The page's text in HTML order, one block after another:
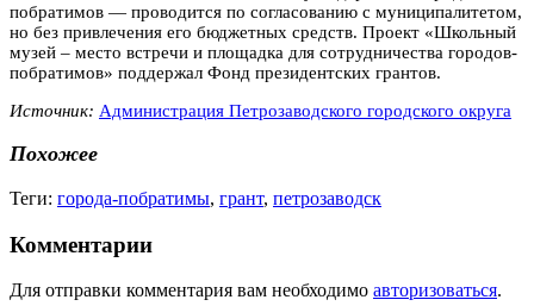
побратимов — проводится по согласованию с муниципалитетом,
но без привлечения его бюджетных средств. Проект «Школьный
музей – место встречи и площадка для сотрудничества городов-
побратимов» поддержал Фонд президентских грантов.
Источник: Администрация Петрозаводского городского округа
Похожее
Теги: города-побратимы, грант, петрозаводск
Комментарии
Для отправки комментария вам необходимо авторизоваться.